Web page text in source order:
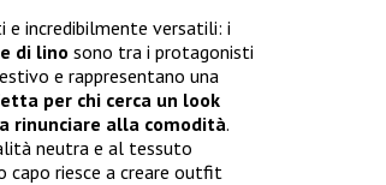
e incredibilmente versatili: i
di lino sono tra i protagonisti
e rappresentano una
per chi cerca un look
rinunciare alla comodità.
neutra e al tessuto
capo riesce a creare outfit